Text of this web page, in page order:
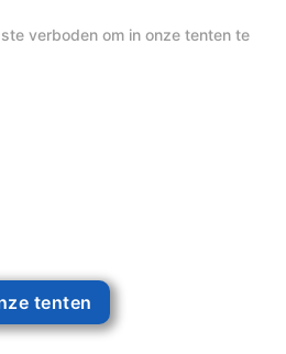
verboden om in onze tenten te
tenten